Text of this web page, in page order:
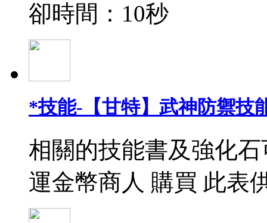
卻時間：10秒
*技能-【甘特】武神防禦技
相關的技能書及強化
運金幣商人 購買 此表